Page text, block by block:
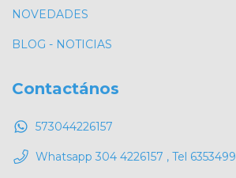
NOVEDADES
BLOG - NOTICIAS
Contactános
573044226157
Whatsapp 304 4226157 , Tel 6353499